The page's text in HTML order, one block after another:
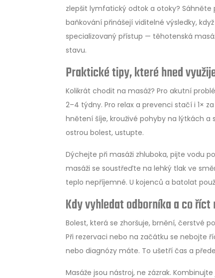
zlepšit lymfatický odtok a otoky?
baňkování přinášejí viditelné výsledky,
specializovaný přístup — těhotenská
stavu.
Praktické tipy, které hned
Kolikrát chodit na masáž? Pro akutní
2–4 týdny. Pro relax a prevenci stačí i 1×
hnětení šíje, krouživé pohyby na lýtkách
ostrou bolest, ustupte.
Dýchejte při masáži zhluboka, pijte vodu
masáži se soustřeďte na lehký tlak ve
teplo nepříjemné. U kojenců a batolat
Kdy vyhledat odborníka a co říct
Bolest, která se zhoršuje, brnění, čerstvé
Při rezervaci nebo na začátku se nebojte
nebo diagnózy máte. To ušetří čas a
Masáže jsou nástroj, ne zázrak.